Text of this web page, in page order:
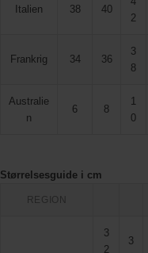
Italien 38 40
2
Frankrig 34 36
3
8
Australie
n
6 8
1
0
Størrelsesguide i cm
REGION
3
2
3